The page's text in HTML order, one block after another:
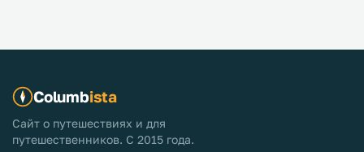
Columbista
Сайт о путешествиях и для
путешественников. С 2015 года.